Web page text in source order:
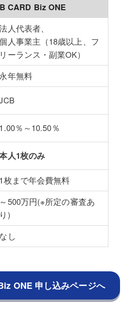
CARD Biz ONE
人代表者、
人事業主（18歳以上、フ
リーランス・副業OK）
永年無料
1.00％～10.50％
人1枚のみ
1枚まで年会費無料
～500万円(※所定の審査あ
り)
なし
ONE 申し込みページへ